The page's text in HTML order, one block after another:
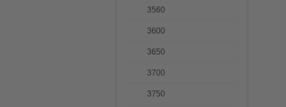
3560
3600
3650
3700
3750